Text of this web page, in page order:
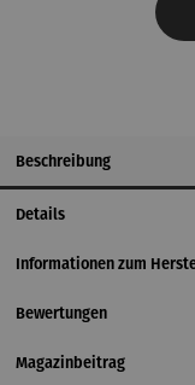
Beschreibung
Details
Informationen zum
Bewertungen
Magazinbeitrag